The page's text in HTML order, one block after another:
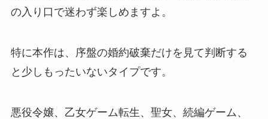
の入り口で迷わず楽しめますよ。
特に本作は、序盤の婚約破棄だけを見て判断する
と少しもったいないタイプです。
悪役令嬢、乙女ゲーム転生、聖女、続編ゲーム、